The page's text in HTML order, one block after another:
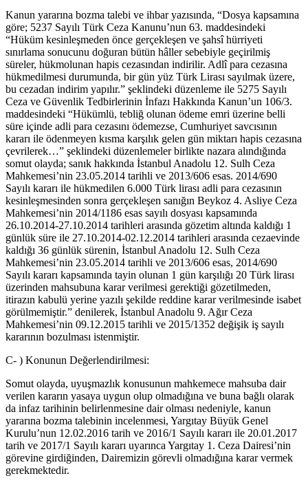
Kanun yararına bozma talebi ve ihbar yazısında, “Dosya kapsamına
göre; 5237 Sayılı Türk Ceza Kanunu’nun 63. maddesindeki
“Hüküm kesinleşmeden önce gerçekleşen ve şahsî hürriyeti
sınırlama sonucunu doğuran bütün hâller sebebiyle geçirilmiş
süreler, hükmolunan hapis cezasından indirilir. Adlî para cezasına
hükmedilmesi durumunda, bir gün yüz Türk Lirası sayılmak üzere,
bu cezadan indirim yapılır.” şeklindeki düzenleme ile 5275 Sayılı
Ceza ve Güvenlik Tedbirlerinin İnfazı Hakkında Kanun’un 106/3.
maddesindeki “Hükümlü, tebliğ olunan ödeme emri üzerine belli
süre içinde adli para cezasını ödemezse, Cumhuriyet savcısının
kararı ile ödenmeyen kısma karşılık gelen gün miktarı hapis cezasına
çevrilerek…” şeklindeki düzenlemeler birlikte nazara alındığında
somut olayda; sanık hakkında İstanbul Anadolu 12. Sulh Ceza
Mahkemesi’nin 23.05.2014 tarihli ve 2013/606 esas. 2014/690
Sayılı kararı ile hükmedilen 6.000 Türk lirası adli para cezasının
kesinleşmesinden sonra gerçekleşen sanığın Beykoz 4. Asliye Ceza
Mahkemesi’nin 2014/1186 esas sayılı dosyası kapsamında
26.10.2014-27.10.2014 tarihleri arasında gözetim altında kaldığı 1
günlük süre ile 27.10.2014-02.12.2014 tarihleri arasında cezaevinde
kaldığı 36 günlük sürenin, İstanbul Anadolu 12. Sulh Ceza
Mahkemesi’nin 23.05.2014 tarihli ve 2013/606 esas, 2014/690
Sayılı kararı kapsamında tayin olunan 1 gün karşılığı 20 Türk lirası
üzerinden mahsubuna karar verilmesi gerektiği gözetilmeden,
itirazın kabulü yerine yazılı şekilde reddine karar verilmesinde isabet
görülmemiştir.” denilerek, İstanbul Anadolu 9. Ağır Ceza
Mahkemesi’nin 09.12.2015 tarihli ve 2015/1352 değişik iş sayılı
kararının bozulması istenmiştir.
C- ) Konunun Değerlendirilmesi:
Somut olayda, uyuşmazlık konusunun mahkemece mahsuba dair
verilen kararın yasaya uygun olup olmadığına ve buna bağlı olarak
da infaz tarihinin belirlenmesine dair olması nedeniyle, kanun
yararına bozma talebinin incelenmesi, Yargıtay Büyük Genel
Kurulu’nun 12.02.2016 tarih ve 2016/1 Sayılı kararı ile 20.01.2017
tarih ve 2017/1 Sayılı kararı uyarınca Yargıtay 1. Ceza Dairesi’nin
görevine girdiğinden, Dairemizin görevli olmadığına karar vermek
gerekmektedir.